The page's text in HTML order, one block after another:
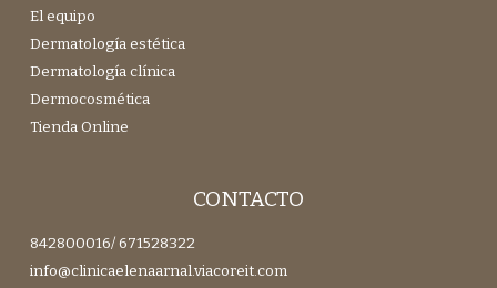
El equipo
Dermatología estética
Dermatología clínica
Dermocosmética
Tienda Online
CONTACTO
842800016/ 671528322
info@clinicaelenaarnal.viacoreit.com